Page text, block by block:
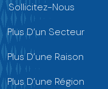
Sollicitez-Nous
Plus D’un Secteur
Plus D’une Raison
Plus D’une Région